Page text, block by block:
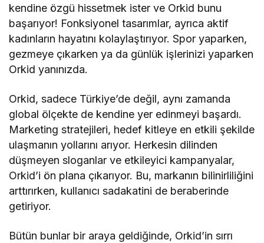
kendine özgü hissetmek ister ve Orkid bunu
başarıyor! Fonksiyonel tasarımlar, ayrıca aktif
kadınların hayatını kolaylaştırıyor. Spor yaparken,
gezmeye çıkarken ya da günlük işlerinizi yaparken
Orkid yanınızda.
Orkid, sadece Türkiye’de değil, aynı zamanda
global ölçekte de kendine yer edinmeyi başardı.
Marketing stratejileri, hedef kitleye en etkili şekilde
ulaşmanın yollarını arıyor. Herkesin dilinden
düşmeyen sloganlar ve etkileyici kampanyalar,
Orkid’i ön plana çıkarıyor. Bu, markanın bilinirliliğini
arttırırken, kullanıcı sadakatini de beraberinde
getiriyor.
Bütün bunlar bir araya geldiğinde, Orkid’in sırrı